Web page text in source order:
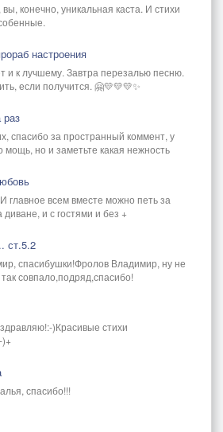
конечно, уникальная каста. И стихи
настроения
и к лучшему. Завтра перезалью песню.
если получится. 🤗💛💛💛✨
спасибо за пространный коммент, у
мощь, но и заметьте какая нежность
главное всем вместе можно петь за
и с гостями и без +
ст.5.2
спасибушки!Фролов Владимир, ну не
совпало,подряд,спасибо!
)Красивые стихи
спасибо!!!